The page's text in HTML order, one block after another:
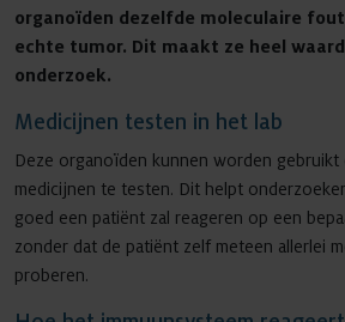
organoïden dezelfde moleculaire
echte tumor. Dit maakt ze heel
onderzoek.
Medicijnen testen in het lab
Deze organoïden kunnen worden gebruikt
medicijnen te testen. Dit helpt
goed een patiënt zal reageren op een
zonder dat de patiënt zelf meteen allerlei
proberen.